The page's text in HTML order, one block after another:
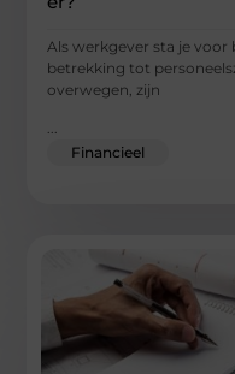
Als werkgever sta je voor
betrekking tot
overwegen, zijn
...
Financieel